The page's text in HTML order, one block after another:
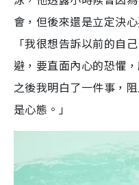
會，但後來還是立定決
「我很想告訴以前的自
避，要直面內心的恐懼
之後我明白了一件事，
是心態。」